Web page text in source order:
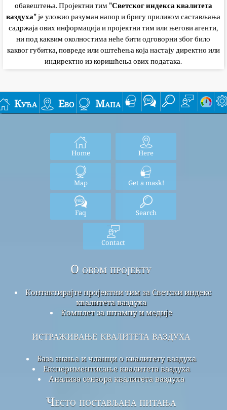
обавештења. Пројектни тим "Светског индекса квалитета
ваздуха"је уложио разуман напор и бригу приликом састављања
садржаја ових информација и пројектни тим или његови агенти,
ни под каквим околностима неће бити одговорни због било
каквог губитка, повреде или оштећења која настају директно или
индиректно из коришћења ових података.
Кућа Ево Мапа
Home Here
Map Get a mask!
Faq Search
Contact
О овом пројекту
Контактирајте пројектни тим за Светски индекс
квалитета ваздуха
Комплет за штампу и медије
истраживање квалитета ваздуха
База знања и чланци о квалитету ваздуха
Експериментисање квалитета ваздуха
Анализа сензора квалитета ваздуха
Често постављана питања